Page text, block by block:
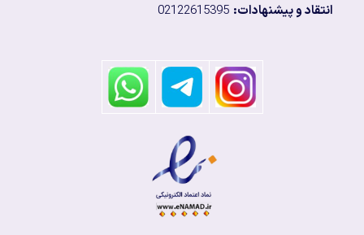
انتقاد و پیشنهادات: